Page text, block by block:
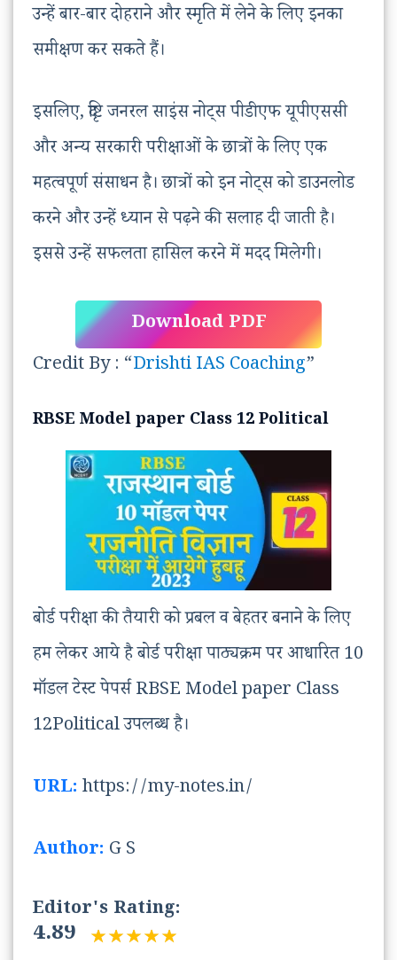
उन्हें बार-बार दोहराने और स्मृति में लेने के लिए इनका
समीक्षण कर सकते हैं।
इसलिए, दृष्टि जनरल साइंस नोट्स पीडीएफ यूपीएससी
और अन्य सरकारी परीक्षाओं के छात्रों के लिए एक
महत्वपूर्ण संसाधन है। छात्रों को इन नोट्स को डाउनलोड
करने और उन्हें ध्यान से पढ़ने की सलाह दी जाती है।
इससे उन्हें सफलता हासिल करने में मदद मिलेगी।
Download PDF
Credit By : “Drishti IAS Coaching”
RBSE Model paper Class 12 Political
बोर्ड परीक्षा की तैयारी को प्रबल व बेहतर बनाने के लिए
हम लेकर आये है बोर्ड परीक्षा पाठ्यक्रम पर आधारित 10
मॉडल टेस्ट पेपर्स RBSE Model paper Class
12Political उपलब्ध है।
URL: https://my-notes.in/
Author: G S
Editor's Rating:
4.89